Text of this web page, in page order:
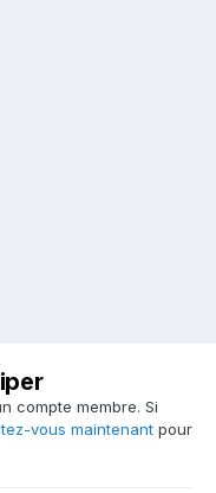
compte membre. Si
vous maintenant pour